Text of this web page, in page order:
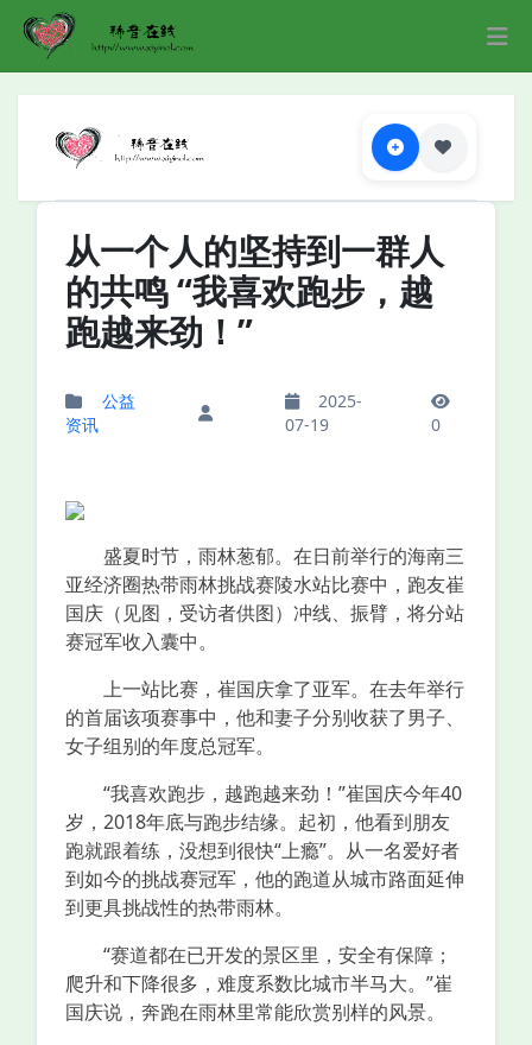
从一个人的坚持到一群人
的共鸣 “我喜欢跑步，越
跑越来劲！”
公益
资讯
2025-
07-19
0
盛夏时节，雨林葱郁。在日前举行的海南三
亚经济圈热带雨林挑战赛陵水站比赛中，跑友崔
国庆（见图，受访者供图）冲线、振臂，将分站
赛冠军收入囊中。
上一站比赛，崔国庆拿了亚军。在去年举行
的首届该项赛事中，他和妻子分别收获了男子、
女子组别的年度总冠军。
“我喜欢跑步，越跑越来劲！”崔国庆今年40
岁，2018年底与跑步结缘。起初，他看到朋友
跑就跟着练，没想到很快“上瘾”。从一名爱好者
到如今的挑战赛冠军，他的跑道从城市路面延伸
到更具挑战性的热带雨林。
“赛道都在已开发的景区里，安全有保障；
爬升和下降很多，难度系数比城市半马大。”崔
国庆说，奔跑在雨林里常能欣赏别样的风景。